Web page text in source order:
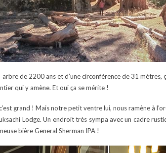
arbre de 2200 ans et d’une circonférence de 31
qui y amène. Et oui ça se mérite !
grand ! Mais notre petit ventre lui, nous ramène à
Lodge. Un endroit très sympa avec un cadre
bière General Sherman IPA !